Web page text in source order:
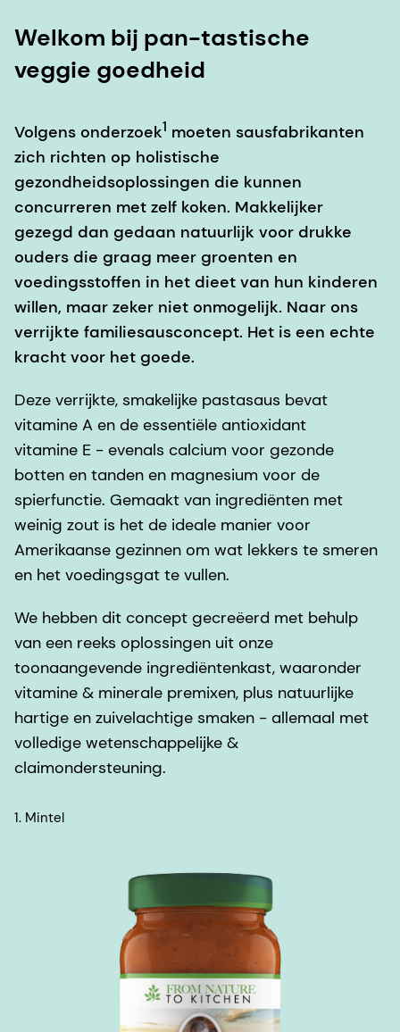
Welkom bij pan-tastische
veggie goedheid
Volgens onderzoek1 moeten sausfabrikanten
zich richten op holistische
gezondheidsoplossingen die kunnen
concurreren met zelf koken. Makkelijker
gezegd dan gedaan natuurlijk voor drukke
ouders die graag meer groenten en
voedingsstoffen in het dieet van hun kinderen
willen, maar zeker niet onmogelijk. Naar ons
verrijkte familiesausconcept. Het is een echte
kracht voor het goede.
Deze verrijkte, smakelijke pastasaus bevat
vitamine A en de essentiële antioxidant
vitamine E - evenals calcium voor gezonde
botten en tanden en magnesium voor de
spierfunctie. Gemaakt van ingrediënten met
weinig zout is het de ideale manier voor
Amerikaanse gezinnen om wat lekkers te smeren
en het voedingsgat te vullen.
We hebben dit concept gecreëerd met behulp
van een reeks oplossingen uit onze
toonaangevende ingrediëntenkast, waaronder
vitamine & minerale premixen, plus natuurlijke
hartige en zuivelachtige smaken - allemaal met
volledige wetenschappelijke &
claimondersteuning.
1. Mintel